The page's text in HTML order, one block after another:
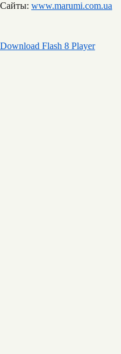
Сайты: www.marumi.com.ua
Download Flash 8 Player